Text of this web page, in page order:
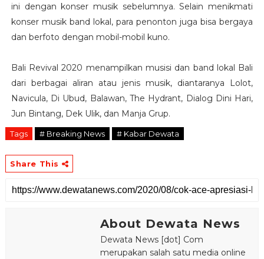
ini dengan konser musik sebelumnya. Selain menikmati
konser musik band lokal, para penonton juga bisa bergaya
dan berfoto dengan mobil-mobil kuno.
Bali Revival 2020 menampilkan musisi dan band lokal Bali
dari berbagai aliran atau jenis musik, diantaranya Lolot,
Navicula, Di Ubud, Balawan, The Hydrant, Dialog Dini Hari,
Jun Bintang, Dek Ulik, dan Manja Grup.
Tags # Breaking News # Kabar Dewata
Share This
About Dewata News
Dewata News [dot] Com
merupakan salah satu media online